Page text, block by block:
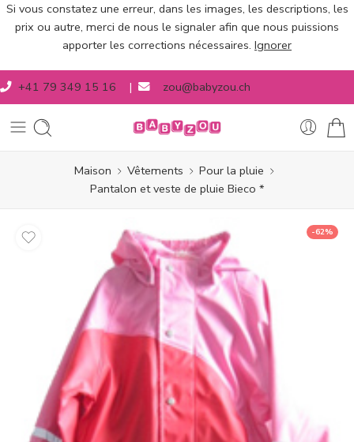
Si vous constatez une erreur, dans les images, les descriptions, les
prix ou autre, merci de nous le signaler afin que nous puissions
apporter les corrections nécessaires. Ignorer
+41 79 349 15 16 | zou@babyzou.ch
Maison Vêtements
Pour la pluie
Pantalon et veste de pluie Bieco *
-62%